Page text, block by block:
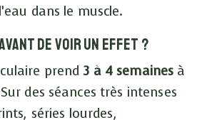
dans le muscle.
avant de voir un effet ?
prend3 à 4 semaines à
des séances très intenses
séries lourdes,